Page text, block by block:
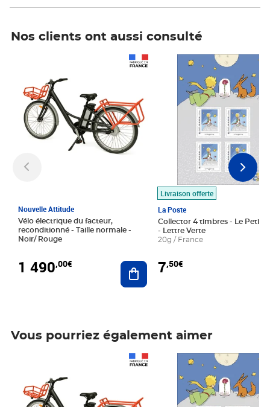
Nos clients ont aussi consulté
Nouvelle Attitude
Vélo électrique du facteur,
reconditionné - Taille normale -
Noir/ Rouge
1 490,00€ Ajouter au panier
Livraison offerte
La Poste
Collector 4 timbres - Le Petit
- Lettre Verte
20g / France
7,50€
Prix 7,50€
Vous pourriez également aimer
Prix 7,50€